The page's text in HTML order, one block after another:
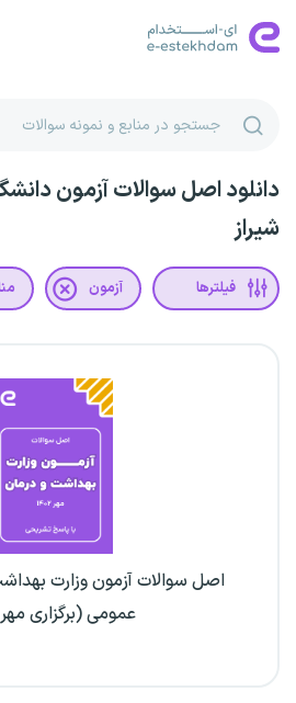
دانلود اصل سوالات آزمون
شیراز
فیلترها آزمون
عمومی (برگزاری